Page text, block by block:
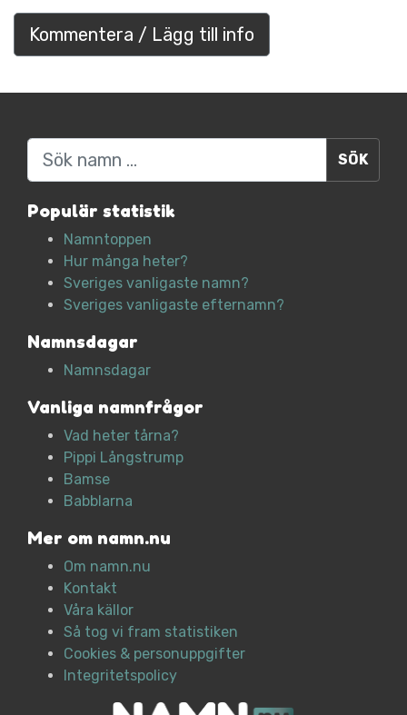
Kommentera / Lägg till info
Sök
Populär statistik
Namntoppen
Hur många heter?
Sveriges vanligaste namn?
Sveriges vanligaste efternamn?
Namnsdagar
Namnsdagar
Vanliga namnfrågor
Vad heter tårna?
Pippi Långstrump
Bamse
Babblarna
Mer om namn.nu
Om namn.nu
Kontakt
Våra källor
Så tog vi fram statistiken
Cookies & personuppgifter
Integritetspolicy